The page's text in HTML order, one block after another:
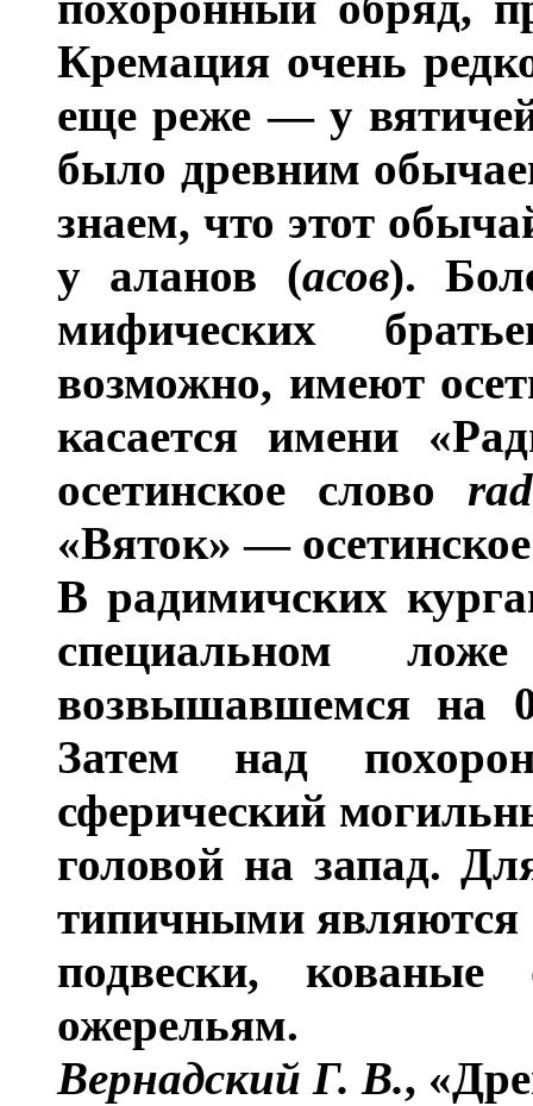
Кремация очень
еще реже — у
было древним
знаем, что этот
у аланов (асов).
мифических
возможно, имеют
касается имени
осетинское слово rad
«Вяток» —
В радимичских
специальном
возвышавшемся на
Затем над
сферический
головой на запад.
типичными являются
подвески,
ожерельям.
Вернадский Г. В.,